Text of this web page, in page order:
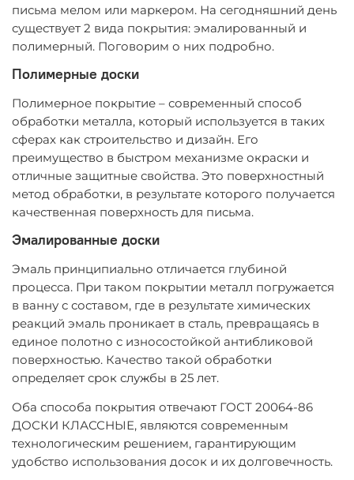
письма мелом или маркером. На сегодняшний день
существует 2 вида покрытия: эмалированный и
полимерный. Поговорим о них подробно.
Полимерные доски
Полимерное покрытие – современный способ
обработки металла, который используется в таких
сферах как строительство и дизайн. Его
преимущество в быстром механизме окраски и
отличные защитные свойства. Это поверхностный
метод обработки, в результате которого получается
качественная поверхность для письма.
Эмалированные доски
Эмаль принципиально отличается глубиной
процесса. При таком покрытии металл погружается
в ванну с составом, где в результате химических
реакций эмаль проникает в сталь, превращаясь в
единое полотно с износостойкой антибликовой
поверхностью. Качество такой обработки
определяет срок службы в 25 лет.
Оба способа покрытия отвечают ГОСТ 20064-86
ДОСКИ КЛАССНЫЕ, являются современным
технологическим решением, гарантирующим
удобство использования досок и их долговечность.